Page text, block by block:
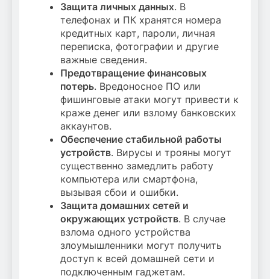
Защита личных данных. В
телефонах и ПК хранятся номера
кредитных карт, пароли, личная
переписка, фотографии и другие
важные сведения.
Предотвращение финансовых
потерь. Вредоносное ПО или
фишинговые атаки могут привести к
краже денег или взлому банковских
аккаунтов.
Обеспечение стабильной работы
устройств. Вирусы и трояны могут
существенно замедлить работу
компьютера или смартфона,
вызывая сбои и ошибки.
Защита домашних сетей и
окружающих устройств. В случае
взлома одного устройства
злоумышленники могут получить
доступ к всей домашней сети и
подключенным гаджетам.